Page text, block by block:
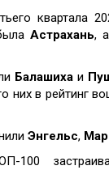
квартала
Астрахань,
Балашиха и
них в рейтинг
Энгельс,
100